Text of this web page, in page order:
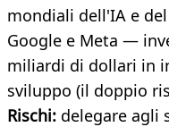
mondiali dell'IA e
Google e Meta —
miliardi di dollari in
sviluppo (il doppio
Rischi: delegare agli